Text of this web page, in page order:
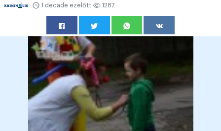
1 decade ezelőtt 1287